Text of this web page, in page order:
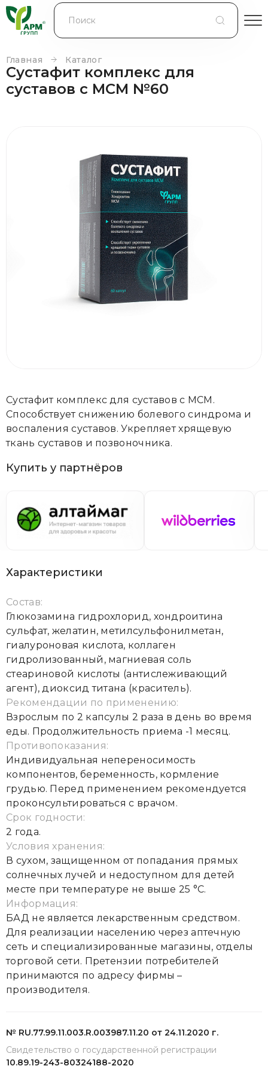
КОНТРАКТНОЕ ПРОИЗВОДСТВО
КОНТАКТЫ
Главная Каталог
Сустафит комплекс для
суставов с МСМ №60
Сустафит комплекс для суставов с МСМ.
Способствует снижению болевого синдрома и
воспаления суставов. Укрепляет хрящевую
ткань суставов и позвоночника.
Купить у партнёров
Характеристики
Состав:
Глюкозамина гидрохлорид, хондроитина
сульфат, желатин, метилсульфонилметан,
гиалуроновая кислота, коллаген
гидролизованный, магниевая соль
стеариновой кислоты (антислеживающий
агент), диоксид титана (краситель).
Рекомендации по применению:
Взрослым по 2 капсулы 2 раза в день во время
еды. Продолжительность приема -1 месяц.
Противопоказания:
Индивидуальная непереносимость
компонентов, беременность, кормление
грудью. Перед применением рекомендуется
проконсультироваться с врачом.
Срок годности:
2 года.
Условия хранения:
В сухом, защищенном от попадания прямых
солнечных лучей и недоступном для детей
месте при температуре не выше 25 °С.
Информация:
БАД не является лекарственным средством.
Для реализации населению через аптечную
сеть и специализированные магазины, отделы
торговой сети. Претензии потребителей
принимаются по адресу фирмы –
производителя.
№ RU.77.99.11.003.R.003987.11.20 от 24.11.2020 г.
Свидетельство о государственной регистрации
10.89.19-243-80324188-2020